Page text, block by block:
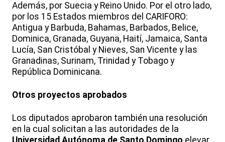
Además, por Suecia y Reino Unido. Por el otro lado,
por los 15 Estados miembros del CARIFORO:
Antigua y Barbuda, Bahamas, Barbados, Belice,
Dominica, Granada, Guyana, Haití, Jamaica, Santa
Lucía, San Cristóbal y Nieves, San Vicente y las
Granadinas, Surinam, Trinidad y Tobago y
República Dominicana.
Otros proyectos aprobados
Los diputados aprobaron también una resolución
en la cual solicitan a las autoridades de la